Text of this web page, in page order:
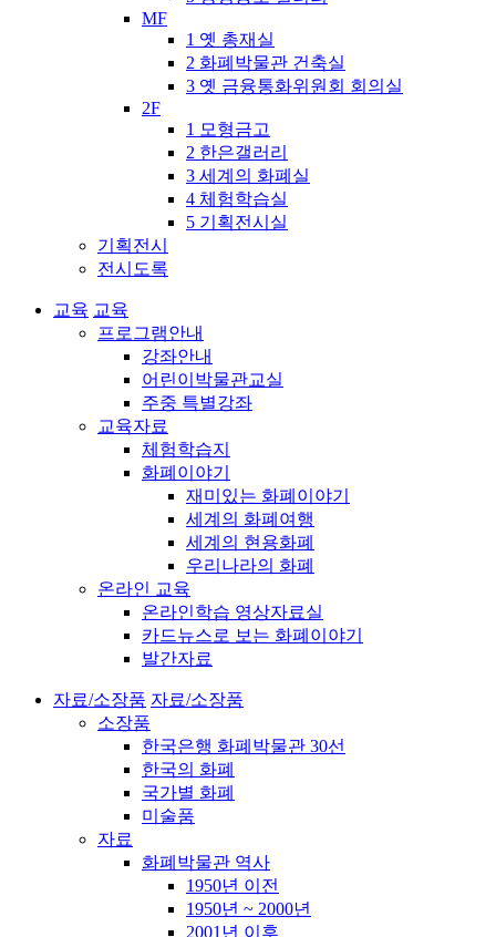
MF
1 옛 총재실
2 화폐박물관 건축실
3 옛 금융통화위원회 회의실
2F
1 모형금고
2 한은갤러리
3 세계의 화폐실
4 체험학습실
5 기획전시실
기획전시
전시도록
교육 교육
프로그램안내
강좌안내
어린이박물관교실
주중 특별강좌
교육자료
체험학습지
화폐이야기
재미있는 화폐이야기
세계의 화폐여행
세계의 현용화폐
우리나라의 화폐
온라인 교육
온라인학습 영상자료실
카드뉴스로 보는 화폐이야기
발간자료
자료/소장품 자료/소장품
소장품
한국은행 화폐박물관 30선
한국의 화폐
국가별 화폐
미술품
자료
화폐박물관 역사
1950년 이전
1950년 ~ 2000년
2001년 이후